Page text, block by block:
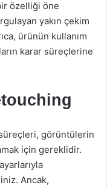
özelliği öne
yakın çekim
ürünün kullanım
karar süreçlerine
görüntülerin
için gereklidir.
Ancak,